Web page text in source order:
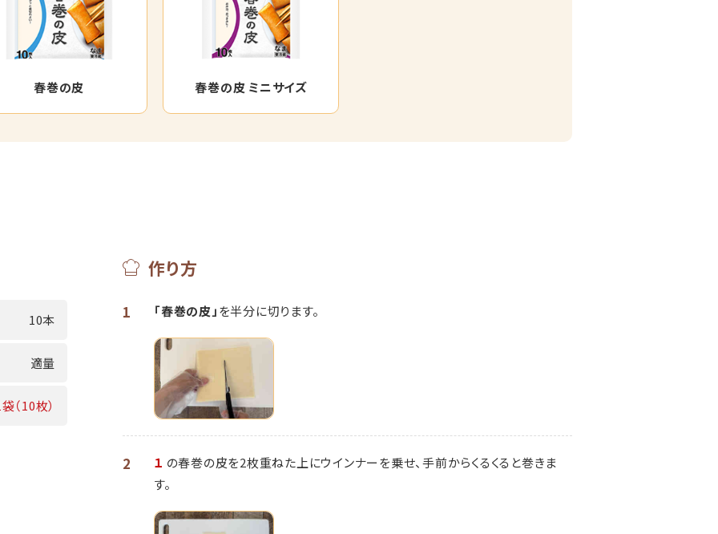
春巻の皮 春巻の皮 ミニサイズ
10本
適量
（10枚）
作り方
1 「春巻の皮」を半分に切ります。
2 １ の春巻の皮を2枚重ねた上にウインナーを乗せ、手前からくるくると巻きま
す。